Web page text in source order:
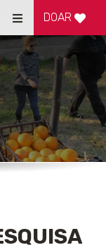
Alternar
de
navegação
DOAR